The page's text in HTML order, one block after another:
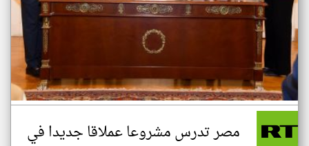
مصر تدرس مشروعا عملاقا جديدا في